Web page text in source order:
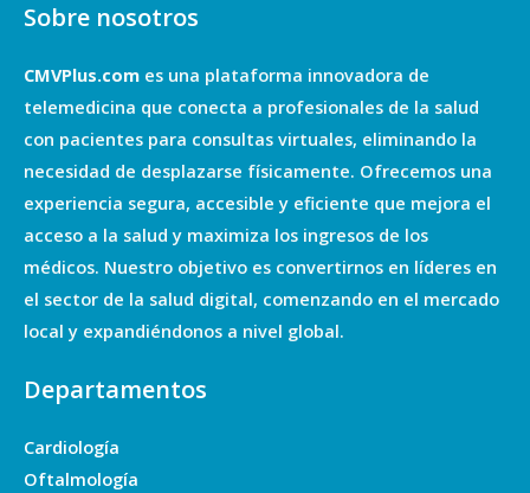
Sobre nosotros
CMVPlus.com es una plataforma innovadora de
telemedicina que conecta a profesionales de la salud
con pacientes para consultas virtuales, eliminando la
necesidad de desplazarse físicamente. Ofrecemos una
experiencia segura, accesible y eficiente que mejora el
acceso a la salud y maximiza los ingresos de los
médicos. Nuestro objetivo es convertirnos en líderes en
el sector de la salud digital, comenzando en el mercado
local y expandiéndonos a nivel global.
Departamentos
Cardiología
Oftalmología